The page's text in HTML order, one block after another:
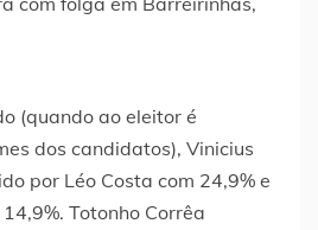
(quando ao eleitor é
dos candidatos), Vinicius
por Léo Costa com 24,9% e
Totonho Corrêa